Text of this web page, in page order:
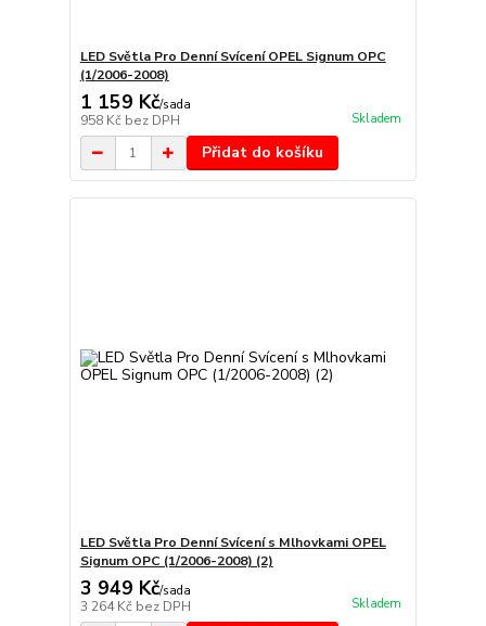
LED Světla Pro Denní Svícení OPEL Signum OPC
(1/2006-2008)
1 159 Kč/sada
958 Kč bez DPH Skladem
Přidat do košíku
LED Světla Pro Denní Svícení s Mlhovkami OPEL
Signum OPC (1/2006-2008) (2)
3 949 Kč/sada
3 264 Kč bez DPH Skladem